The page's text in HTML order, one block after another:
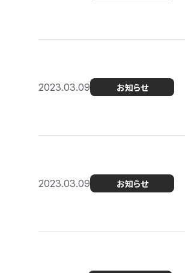
2023.03.09 お知らせ
2023.03.09 お知らせ